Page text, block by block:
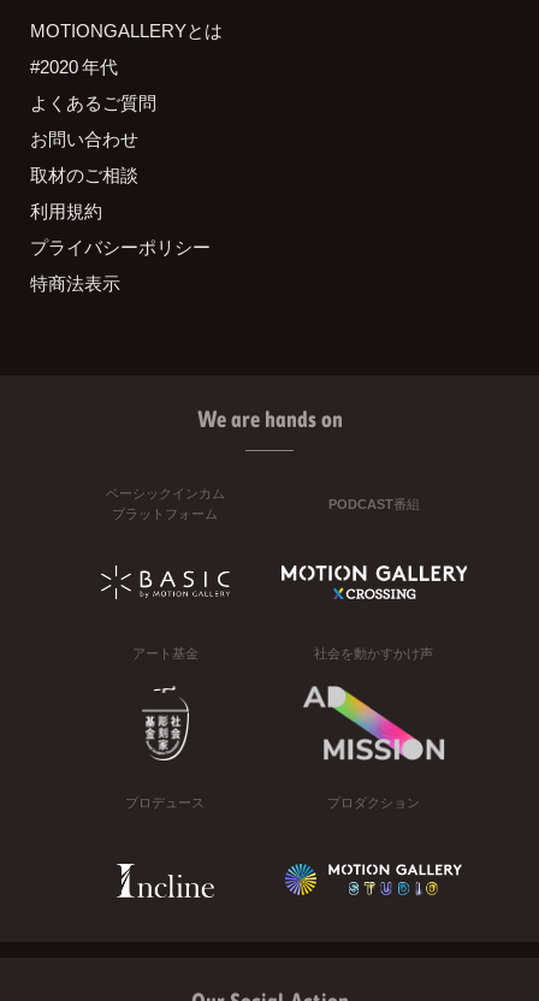
MOTIONGALLERYとは
#2020 年代
よくあるご質問
お問い合わせ
取材のご相談
利用規約
プライバシーポリシー
特商法表示
We are hands on
ベーシックインカム
プラットフォーム
PODCAST番組
アート基金 社会を動かすかけ声
プロデュース プロダクション